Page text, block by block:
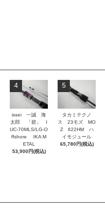
4
issei 一誠 海
太郎 「碧」 I
UC-70MLS/LG-O
ffshore IKA M
ETAL
53,900円(税込)
5
タカミテクノ
ス 23モズ MO
Z 622HM ハ
イモジュール
65,780円(税込)